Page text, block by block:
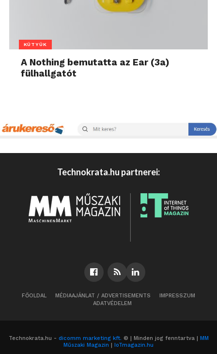
KÜTYÜK
A Nothing bemutatta az Ear (3a)
fülhallgatót
Technokrata.hu partnerei:
FŐOLDAL MÉDIAAJÁNLAT / ADVERTISEMENTS
IMPRESSZUM
ADATVÉDELEM
Technokrata.hu - dicomm marketing kft. © | Minden jog fenntartva |
MM
Műszaki Magazin
IoTmagazin.hu